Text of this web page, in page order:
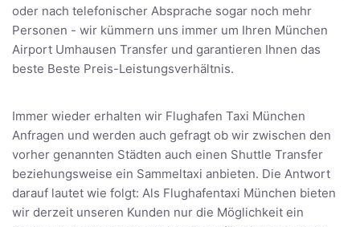
oder nach telefonischer Absprache sogar noch mehr
Personen - wir kümmern uns immer um Ihren München
Airport Umhausen Transfer und garantieren Ihnen das
beste Beste Preis-Leistungsverhältnis.
Immer wieder erhalten wir Flughafen Taxi München
Anfragen und werden auch gefragt ob wir zwischen den
vorher genannten Städten auch einen Shuttle Transfer
beziehungsweise ein Sammeltaxi anbieten. Die Antwort
darauf lautet wie folgt: Als Flughafentaxi München bieten
wir derzeit unseren Kunden nur die Möglichkeit ein